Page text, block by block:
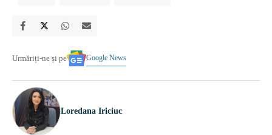
Urmăriți-ne și pe Google News
Loredana Iriciuc